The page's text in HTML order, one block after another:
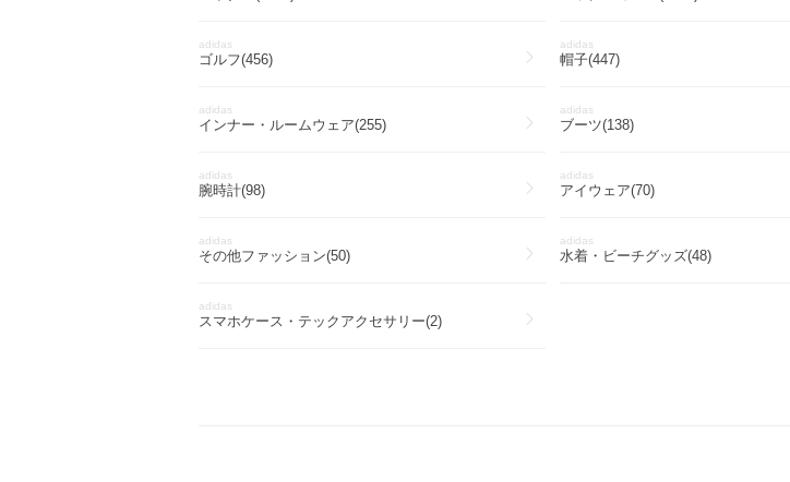
adidas
ゴルフ(456)
adidas
帽子(447)
adidas
インナー・ルームウェア(255)
adidas
ブーツ(138)
adidas
腕時計(98)
adidas
アイウェア(70)
adidas
その他ファッション(50)
adidas
水着・ビーチグッズ(48)
adidas
スマホケース・テックアクセサリー(2)